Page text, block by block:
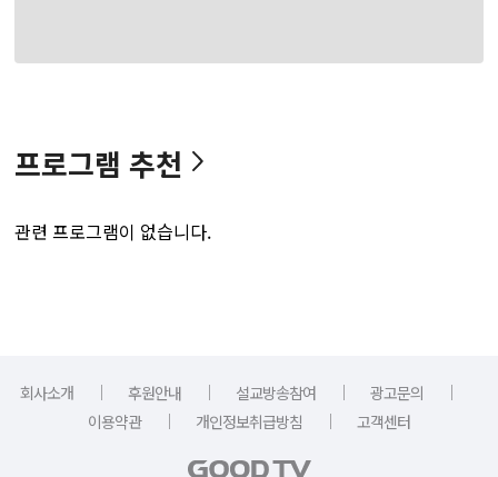
프로그램 추천
관련 프로그램이 없습니다.
회사소개 ｜ 후원안내 ｜ 설교방송참여 ｜ 광고문의
｜
이용약관
｜ 개인정보취급방침 ｜ 고객센터